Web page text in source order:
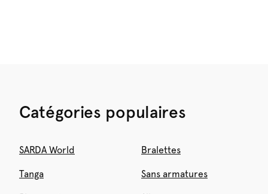
Catégories populaires
SARDA World Bralettes
Tanga Sans armatures